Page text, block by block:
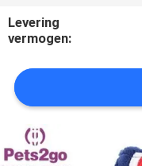
SITEMAP
PRIVACY
POLICY
Levering
vermogen: